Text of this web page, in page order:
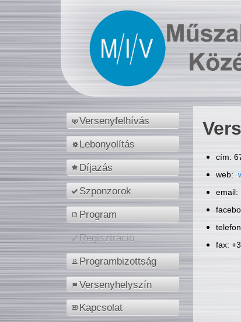
Versenyfelhívás
Lebonyolítás
Díjazás
Szponzorok
Program
Regisztráció
Programbizottság
Versenyhelyszín
Kapcsolat
cím:
web:
email:
fax: